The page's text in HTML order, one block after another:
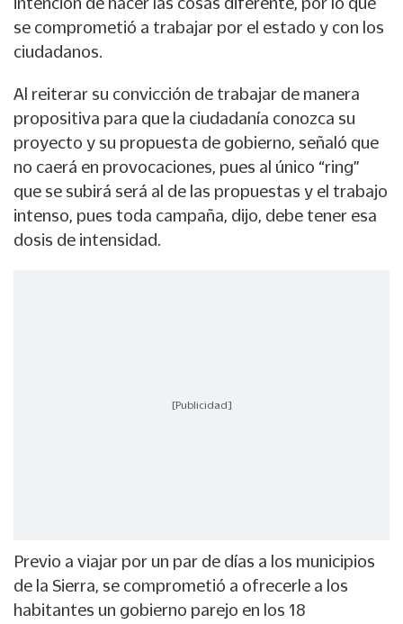
se comprometió a trabajar por el estado y con los
ciudadanos.
Al reiterar su convicción de trabajar de manera
propositiva para que la ciudadanía conozca su
proyecto y su propuesta de gobierno, señaló que
no caerá en provocaciones, pues al único “ring”
que se subirá será al de las propuestas y el trabajo
intenso, pues toda campaña, dijo, debe tener esa
dosis de intensidad.
[Publicidad]
Previo a viajar por un par de días a los municipios
de la Sierra, se comprometió a ofrecerle a los
habitantes un gobierno parejo en los 18